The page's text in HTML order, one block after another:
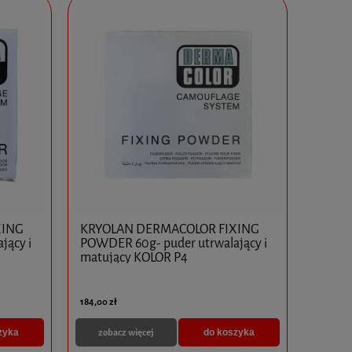
i
KRYOLAN DERMACOLOR FIXING
POWDER 60g- puder utrwalający i
matujący KOLOR P4
184,00 zł
do koszyka
zobacz więcej